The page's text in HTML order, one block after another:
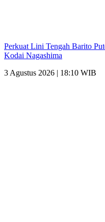
Perkuat Lini Tengah Barito
Kodai Nagashima
3 Agustus 2026 | 18:10 WIB